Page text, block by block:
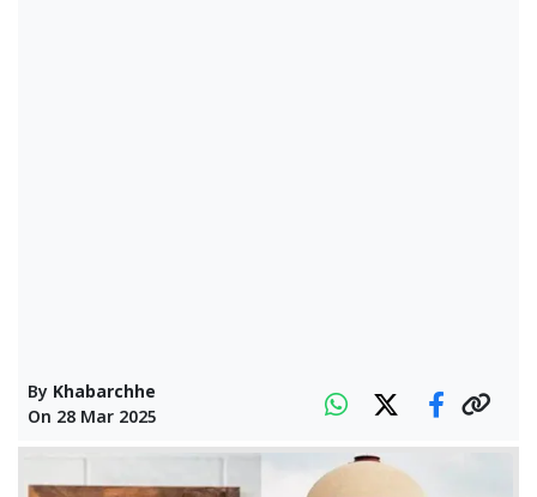
By Khabarchhe
On 28 Mar 2025